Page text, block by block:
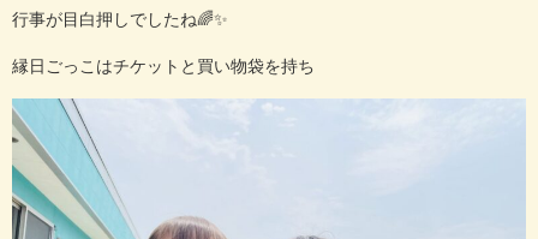
行事が目白押しでしたね🌈✨
縁日ごっこはチケットと買い物袋を持ち